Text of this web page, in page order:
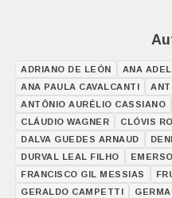
ADRIANO DE LEÓN
ANA
ANA PAULA CAVALCANTI
ANTÔNIO AURÉLIO CASSIANO
CLÁUDIO WAGNER
CLÓVIS
DALVA GUEDES ARNAUD
DURVAL LEAL FILHO
FRANCISCO GIL MESSIAS
GERALDO CAMPETTI